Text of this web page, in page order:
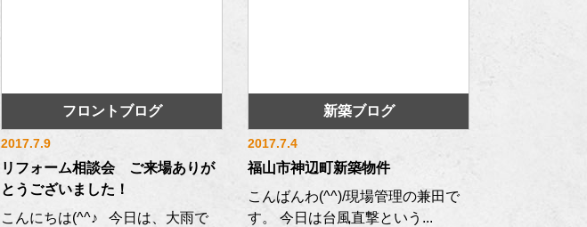
フロントブログ
2017.7.9
リフォーム相談会 ご来場ありが
とうございました！
こんにちは(^^♪ 今日は、大雨で
新築ブログ
2017.7.4
福山市神辺町新築物件
こんばんわ(^^)/現場管理の兼田で
す。 今日は台風直撃という...